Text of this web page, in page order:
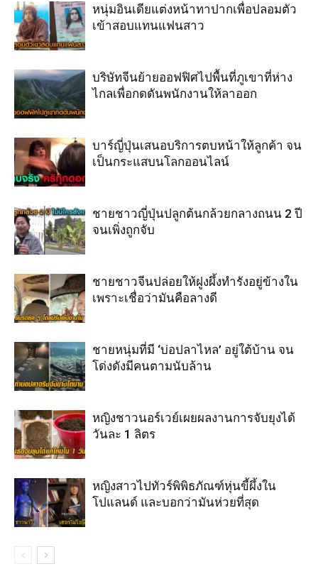
หนุ่มอินเดียแต่งหน้าทาปากเพื่อปลอมตัว
เข้าสอบแทนแฟนสาว
บริษัทจีนย้ายออฟฟิศไปพื้นที่ภูเขาที่ห่าง
ไกลเพื่อกดดันพนักงานให้ลาออก
บาร์ญี่ปุ่นเสนอบริการตบหน้าให้ลูกค้า จน
เป็นกระแสบนโลกออนไลน์
ชายชาวญี่ปุ่นปลูกต้นกล้วยกลางถนน 2 ปี
จนเพิ่งถูกจับ
ชายชาวจีนปล่อยให้ฝูงผึ้งทำรังอยู่ข้างใน
เพราะเชื่อว่ามันคือลางดี
ชายหนุ่มที่มี ‘บ่อปลาไหล’ อยู่ใต้บ้าน จน
โด่งดังมีคนตามนับล้าน
หญิงชาวนอร์เวย์เผยผลงานการจับยุงได้
วันละ 1 ลิตร
หญิงสาวไปทัวร์พิพิธภัณฑ์หุ่นขี้ผึ้งใน
โปแลนด์ และบอกว่ามันห่วยที่สุด